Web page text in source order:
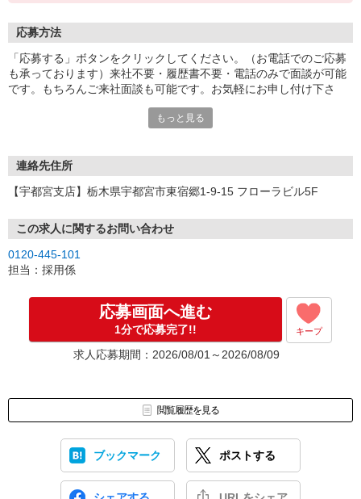
応募方法
「応募する」ボタンをクリックしてください。（お電話でのご応募
も承っております）来社不要・履歴書不要・電話のみで面談が可能
です。もちろんご来社面談も可能です。お気軽にお申し付け下さ
もっと見る
連絡先住所
【宇都宮支店】栃木県宇都宮市東宿郷1-9-15 フローラビル5F
この求人に関するお問い合わせ
0120-445-101
担当：採用係
応募画面へ進む
1分で応募完了!! キープ
求人応募期間：2026/08/01～2026/08/09
閲覧履歴を見る
ブックマーク ポストする